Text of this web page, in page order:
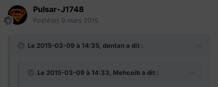
Pulsar-J1748
Posté(e) 9 mars 2015
Le 2015-03-09 à 14:35, dentan a dit :
Le 2015-03-09 à 14:33, Mehcoib a dit :